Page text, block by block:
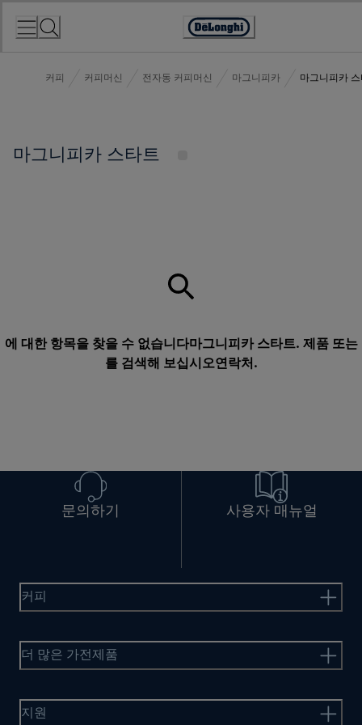
Accessibility
커피 커피머신 전자동 커피머신 마그니피카 마그니피카
마그니피카 스타트
에 대한 항목을 찾을 수 없습니다마그니피카 스타트. 제품 또는
를 검색해 보십시오연락처 .
문의하기 사용자 매뉴얼
커피
더 많은 가전제품
지원